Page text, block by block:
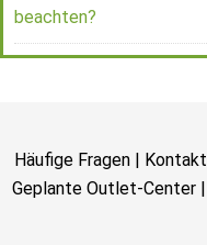
beachten?
Häufige Fragen | Kontakt
Geplante Outlet-Center|